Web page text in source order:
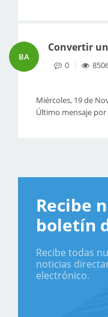
BA
Convertir
0
Miércoles, 19 de
Último mensaje por
Recibe
boletín
Recibe todas
noticias
electrónico.